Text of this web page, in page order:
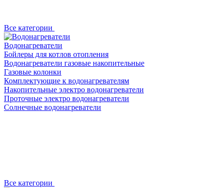
Все категории
Водонагреватели
Бойлеры для котлов отопления
Водонагреватели газовые накопительные
Газовые колонки
Комплектующие к водонагревателям
Накопительные электро водонагреватели
Проточные электро водонагреватели
Солнечные водонагреватели
Все категории